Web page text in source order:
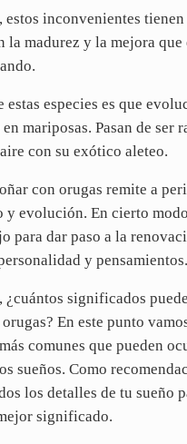
estos inconvenientes tienen
la madurez y la mejora que
estas especies es que
mariposas. Pasan de ser
con su exótico aleteo.
con orugas remite a
y evolución. En cierto
para dar paso a la
y pensamientos.
¿cuántos significados
En este punto
comunes que pueden
sueños. Como
los detalles de tu sueño
significado.